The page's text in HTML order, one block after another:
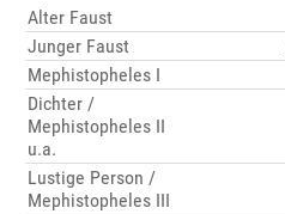
Alter Faust
Junger Faust
Mephistopheles I
Dichter /
Mephistopheles II
u.a.
Lustige Person /
Mephistopheles III